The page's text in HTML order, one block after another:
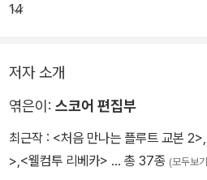
14
저자 소개
엮은이: 스코어 편집부
최근작 : <처음 만나는 플루트 교본 2>,
>,<웰컴투 리베카> … 총 37종 (모두보